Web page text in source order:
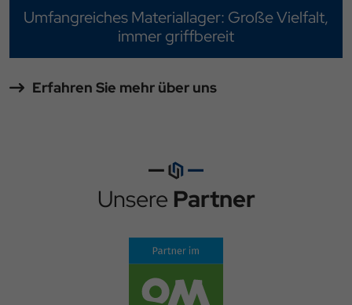
Umfangreiches Materiallager: Große Vielfalt,
immer griffbereit
Erfahren Sie mehr über uns
Unsere Partner